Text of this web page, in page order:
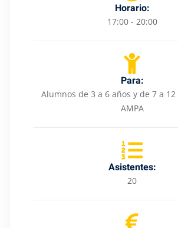
Horario:
17:00 - 20:00
Para:
Alumnos de 3 a 6 años y de 7 a 12
AMPA
Asistentes:
20